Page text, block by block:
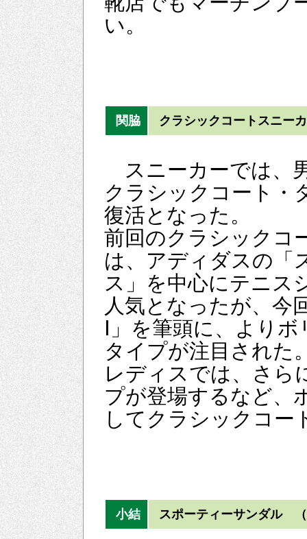
い。
関脇 クラシックコートスニー
スニーカーでは、
クラシックコート・
復活となった。
前回のクラシックコ
は、アディダスの「
ス」を中心にテニス
人気となったが、今
Ⅰ」を筆頭に、より
タイプが注目された
レディスでは、さら
プが登場するなど、
してクラシックコー
小結 スポーティーサンダル